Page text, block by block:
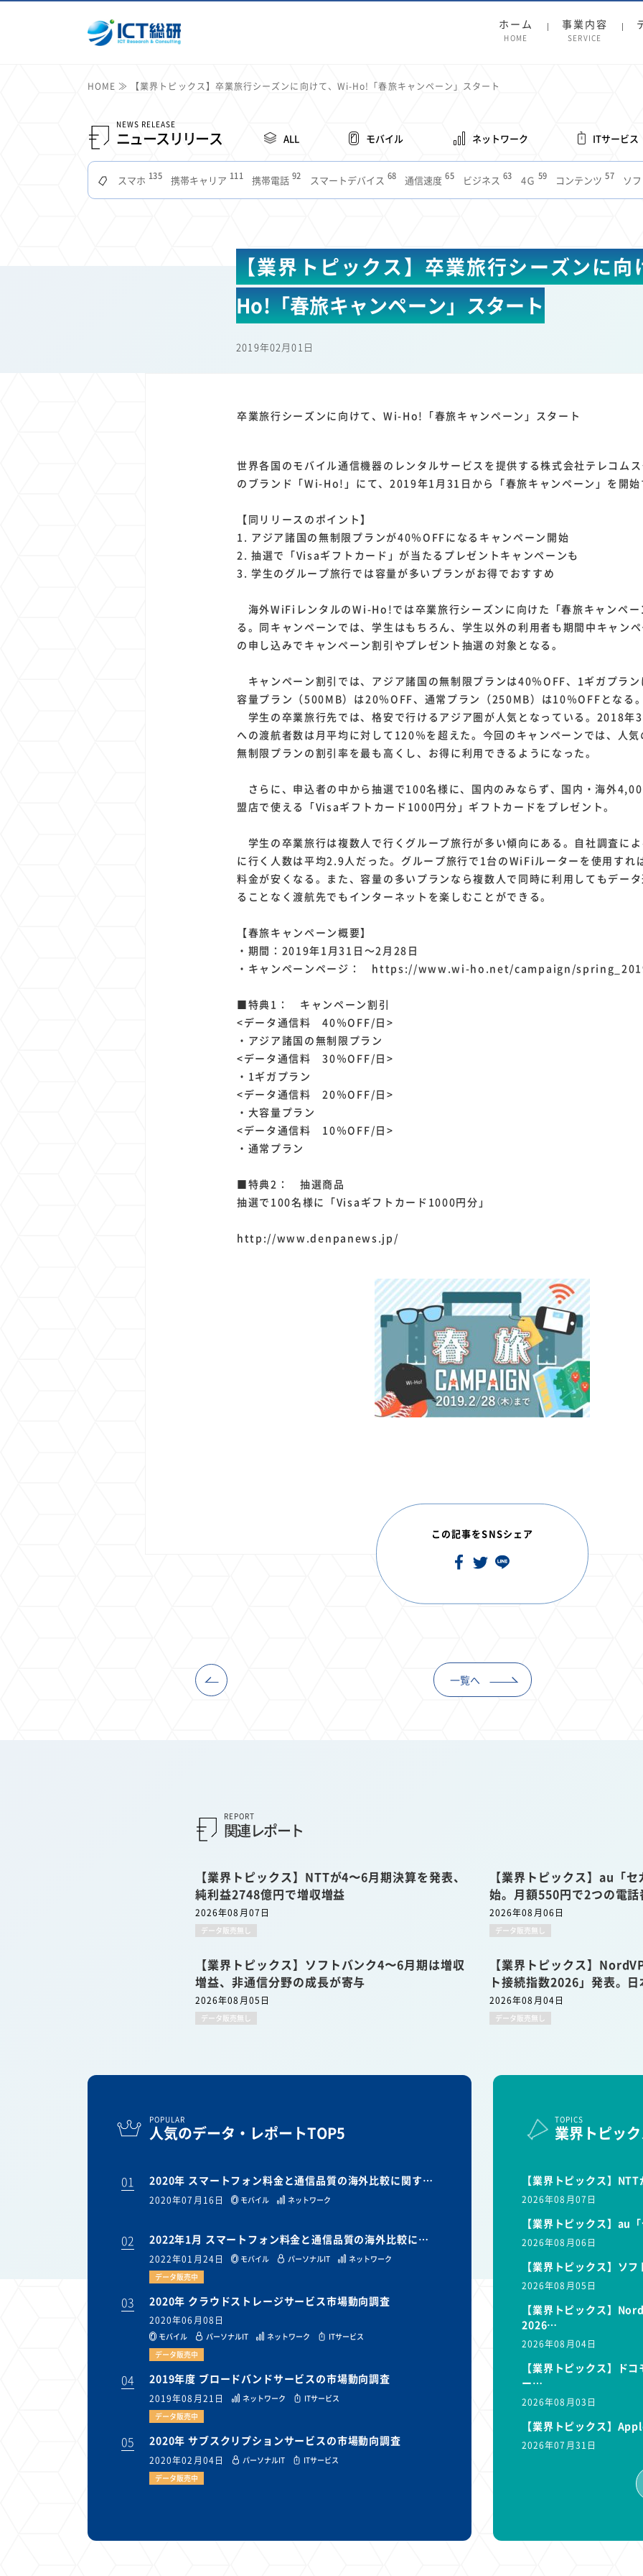
ホーム
HOME
事業内容
SERVICE
HOME 【業界トピックス】卒業旅行シーズンに向けて、Wi-Ho!「春旅キャンペーン」スタート
NEWS RELEASE
ニュースリリース ALL モバイル ネットワーク ITサービス
スマホ 135 携帯キャリア 111 携帯電話 92 スマートデバイス 68 通信速度 65 ビジネス 63 4Ｇ 59 コンテンツ 57
ソ
つながりやすさ 51 電波状況 49 ドコモ 48 タブレット 38 インターネット 36 ビジネスシーン 31 混雑環境 31 MVNO 28
キャッシュレス決済 待ち合わせ場所 スマートフォン 東西エリア別 音楽配信
ニュ
ワイモバイル 6 モバイルルーター 6 新幹線 5 生成AI 5 電子書籍 4 chatGPT 4 Gemini 4 AI 4
3 マイナポイント 3 3 3 Anthropic 2 2 2
Netflix Microsoft 2 Canva AI 2 Azure 2 Sora LINE 2 1
【業界トピックス】卒業旅行シーズンに向
Ho!「春旅キャンペーン」スタート
2019年02月01日
卒業旅行シーズンに向けて、Wi-Ho!「春旅キャンペーン」スタート
世界各国のモバイル通信機器のレンタルサービスを提供する株式会社テレコム
のブランド「Wi-Ho!」にて、2019年1月31日から「春旅キャンペーン」を開始
【同リリースのポイント】
1. アジア諸国の無制限プランが40％OFFになるキャンペーン開始
2. 抽選で「Visaギフトカード」が当たるプレゼントキャンペーンも
3. 学生のグループ旅行では容量が多いプランがお得でおすすめ
海外WiFiレンタルのWi-Ho!では卒業旅行シーズンに向けた「春旅キャンペー
る。同キャンペーンでは、学生はもちろん、学生以外の利用者も期間中キャン
の申し込みでキャンペーン割引やプレゼント抽選の対象となる。
キャンペーン割引では、アジア諸国の無制限プランは40％OFF、1ギガプラ
容量プラン（500MB）は20％OFF、通常プラン（250MB）は10％OFFとなる
学生の卒業旅行先では、格安で行けるアジア圏が人気となっている。2018年
への渡航者数は月平均に対して120％を超えた。今回のキャンペーンでは、人
無制限プランの割引率を最も高くし、お得に利用できるようになった。
さらに、申込者の中から抽選で100名様に、国内のみならず、国内・海外
盟店で使える「Visaギフトカード1000円分」ギフトカードをプレゼント。
学生の卒業旅行は複数人で行くグループ旅行が多い傾向にある。自社調査に
に行く人数は平均2.9人だった。グループ旅行で1台のWiFiルーターを使用すれ
料金が安くなる。また、容量の多いプランなら複数人で同時に利用してもデー
ることなく渡航先でもインターネットを楽しむことができる。
【春旅キャンペーン概要】
・期間：2019年1月31日～2月28日
・キャンペーンページ： https://www.wi-ho.net/campaign/
■特典1： キャンペーン割引
<データ通信料 40％OFF/日>
・アジア諸国の無制限プラン
<データ通信料 30％OFF/日>
・1ギガプラン
<データ通信料 20％OFF/日>
・大容量プラン
<データ通信料 10％OFF/日>
・通常プラン
■特典2： 抽選商品
抽選で100名様に「Visaギフトカード1000円分」
http://www.denpanews.jp/
この記事をSNSシェア
一覧へ
REPORT
関連レポート
【業界トピックス】NTTが4〜6月期決算を発表、
純利益2748億円で増収増益
2026年08月07日
データ販売無し
【業界トピックス】au「
始。月額550円で2つの電
2026年08月06日
データ販売無し
【業界トピックス】ソフトバンク4〜6月期は増収
増益、非通信分野の成長が寄与
2026年08月05日
データ販売無し
【業界トピックス】
ト接続指数2026」発表。
2026年08月04日
データ販売無し
POPULAR
人気のデータ・レポートTOP5
01 2020年 スマートフォン料金と通信品質の海外比較に関す…
2020年07月16日 モバイル ネットワーク
02 2022年1月 スマートフォン料金と通信品質の海外比較に…
2022年01月24日 モバイル パーソナルIT
ネットワーク
データ販売中
03 2020年 クラウドストレージサービス市場動向調査
2020年06月08日
モバイル パーソナルIT ネットワーク
ITサービス
データ販売中
04 2019年度 ブロードバンドサービスの市場動向調査
2019年08月21日 ネットワーク
ITサービス
データ販売中
05 2020年 サブスクリプションサービスの市場動向調査
2020年02月04日 パーソナルIT
ITサービス
データ販売中
TOPICS
業界トピッ
【業界トピックス】
2026年08月07日
【業界トピックス】au
2026年08月06日
【業界トピックス】ソ
2026年08月05日
【業界トピックス】
2026…
2026年08月04日
【業界トピックス】ド
ー…
2026年08月03日
【業界トピックス】
2026年07月31日